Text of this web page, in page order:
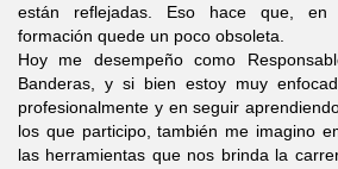
están reflejadas. Eso hace que, en
formación quede un poco obsoleta.
Hoy me desempeño como
Banderas, y si bien estoy muy
profesionalmente y en seguir
los que participo, también me imagino
las herramientas que nos brinda la